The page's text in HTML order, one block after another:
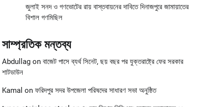
জুলাই সনদ ও গণভোটের রায় বাস্তবায়নের দাবিতে দিনাজপুরে জামায়াতের
বিশাল গণমিছিল
সাম্প্রতিক মন্তব্য
Abdullagon বাজেট পাসে ব্যর্থ সিনেট, ছয় বছর পর যুক্তরাষ্ট্রে ফের সরকার
শাটডাউন
Kamal on ফরিদপুর সদর উপজেলা পরিষদের সাধারণ সভা অনুষ্ঠিত